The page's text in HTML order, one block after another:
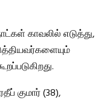
காவலில் எடுத்து,
குமார் (38),